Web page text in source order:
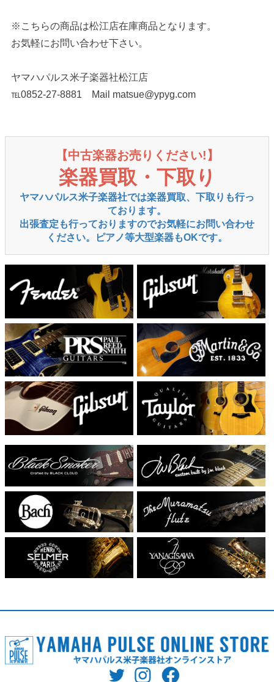
※こちらの商品は松江店在庫商品となります。
お気軽にお問い合わせ下さい。
ヤマハパルス米子楽器社松江店
℡0852-27-8881 Mail matsue@ypyg.com
【中古楽器お売りください!】
楽器買取・下取り
ヤマハパルス米子楽器社では楽器買取、下取りも行っ
ております。
出張査定も行っておりますのでお気軽にお問い合わせ
ください。ピアノ等大型楽器もOKです。